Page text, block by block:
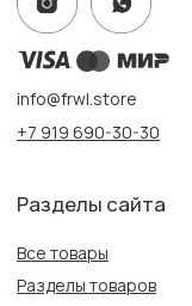
Публичная оферта
Создание сайта